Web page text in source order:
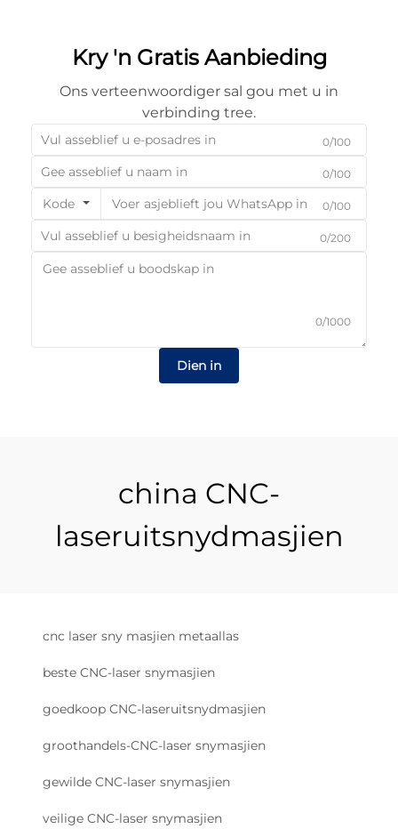
Kry 'n Gratis Aanbieding
Ons verteenwoordiger sal gou met u in
verbinding tree.
0/100
0/100
Kode 0/100
0/200
0/1000
Dien in
china CNC-
laseruitsnydmasjien
cnc laser sny masjien metaallas
beste CNC-laser snymasjien
goedkoop CNC-laseruitsnydmasjien
groothandels-CNC-laser snymasjien
gewilde CNC-laser snymasjien
veilige CNC-laser snymasjien